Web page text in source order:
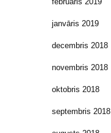
janvāris 2019
decembris 2018
novembris 2018
oktobris 2018
septembris 2018